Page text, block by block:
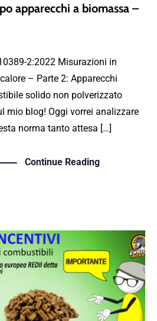
apparecchi a biomassa –
2:2022 Misurazioni in
– Parte 2: Apparecchi
solido non polverizzato
mio blog! Oggi vorrei analizzare
norma tanto attesa […]
Continue Reading